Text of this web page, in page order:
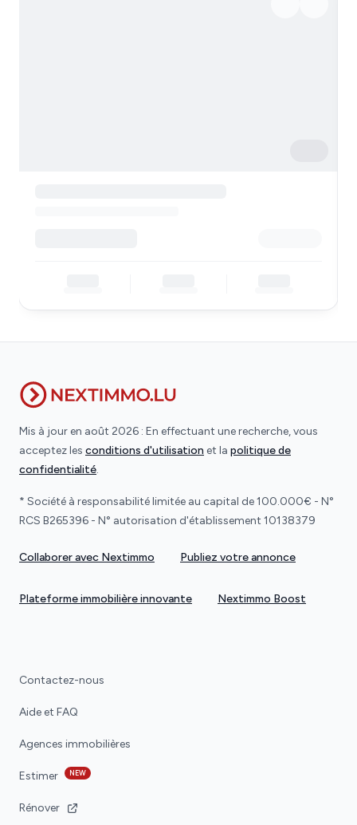
Mis à jour en août 2026 : En effectuant une recherche, vous
acceptez les conditions d'utilisation et la politique de
confidentialité.
* Société à responsabilité limitée au capital de 100.000€ - N°
RCS B265396 - N° autorisation d'établissement 10138379
Collaborer avec Nextimmo Publiez votre annonce
Plateforme immobilière innovante Nextimmo Boost
Contactez-nous
Aide et FAQ
Agences immobilières
Estimer NEW
Rénover